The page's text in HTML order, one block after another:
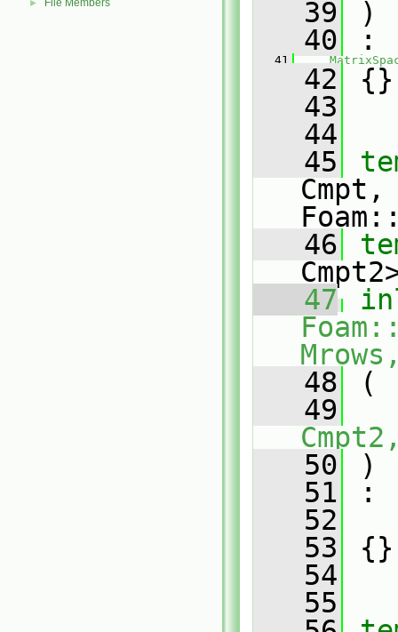
► File Members
   39
)
   40
:
   41
   42
{}
   43
   44
   45
   46
   47
   48
(
   49
   50
)
   51
:
   52
   53
{}
   54
   55